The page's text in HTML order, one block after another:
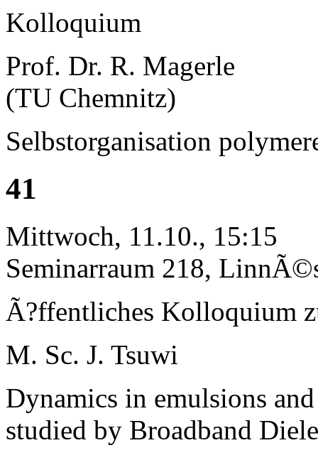
Kolloquium
Prof. Dr. R. Magerle
(TU Chemnitz)
Selbstorganisation
41
Mittwoch, 11.10., 15:15
Seminarraum 218,
Ã?ffentliches Kolloquium
M. Sc. J. Tsuwi
Dynamics in emulsions
studied by Broadband